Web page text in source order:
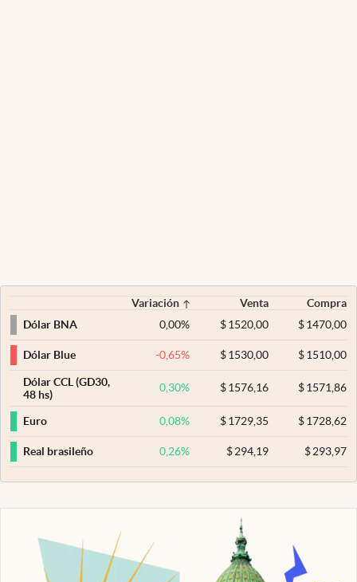
Variación Venta
Compra
Dólar BNA
0,00% $ 1520,00 $1470,00
Dólar Blue -0,65% $ 1530,00 $1510,00
Dólar CCL (GD30,
48 hs)
0,30% $ 1576,16 $1571,86
Euro 0,08% $ 1729,35 $1728,62
Real brasileño 0,26% $ 294,19 $293,97